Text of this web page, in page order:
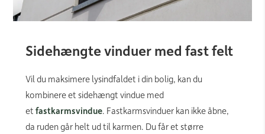
Sidehængte vinduer med fast felt
Vil du maksimere lysindfaldet i din bolig, kan du
kombinere et sidehængt vindue med
et fastkarmsvindue. Fastkarmsvinduer kan ikke åbne,
da ruden går helt ud til karmen. Du får et større